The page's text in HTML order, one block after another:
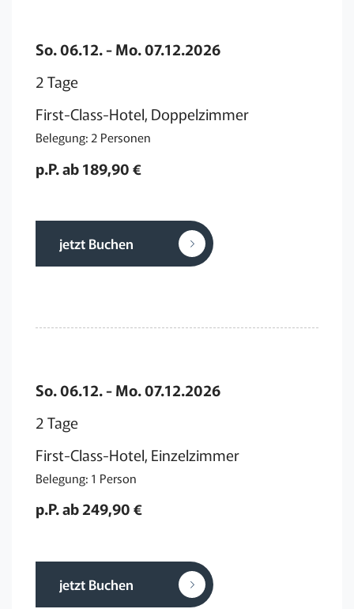
So. 06.12. - Mo. 07.12.2026
2 Tage
First-Class-Hotel, Doppelzimmer
Belegung: 2 Personen
p.P. ab 189,90 €
jetzt Buchen
So. 06.12. - Mo. 07.12.2026
2 Tage
First-Class-Hotel, Einzelzimmer
Belegung: 1 Person
p.P. ab 249,90 €
jetzt Buchen